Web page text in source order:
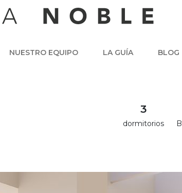
NUESTRO EQUIPO LA GUÍA BLOG
3
dormitorios